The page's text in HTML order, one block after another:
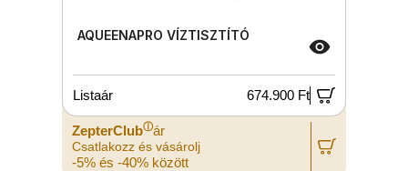
AQUEENAPRO VÍZTISZTÍTÓ
Listaár 674.900 Ft
ZepterClubⓘár
Csatlakozz és vásárolj
-5% és -40% között